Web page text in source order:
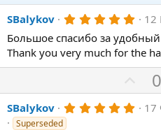
SBalykov 5
0
0
з
в
з
12
Большое спасибо за
Thank you very much for the
П
о
з
0
SBalykov 5 17
Superseded